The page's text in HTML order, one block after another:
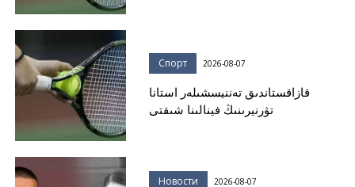
Спорт 2026-08-07
قازاقستاندىق تەننيسشىلەر استانا
تۋرنيرىنىڭ فينالىنا شىقتى
Новости 2026-08-07